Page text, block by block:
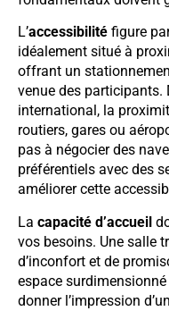
L’accessibilité figure
idéalement situé à
offrant un
venue des participants.
international, la
routiers, gares ou
pas à négocier des
préférentiels avec des
améliorer cette
La capacité d’accueil
vos besoins. Une salle
d’inconfort et de
espace
donner l’impression